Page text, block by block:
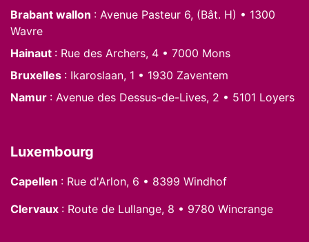
Brabant wallon : Avenue Pasteur 6, (Bât. H) • 1300
Wavre
Hainaut : Rue des Archers, 4 • 7000 Mons
Bruxelles : Ikaroslaan, 1 • 1930 Zaventem
Namur : Avenue des Dessus-de-Lives, 2 • 5101 Loyers
Luxembourg
Capellen : Rue d'Arlon, 6 • 8399 Windhof
Clervaux : Route de Lullange, 8 • 9780 Wincrange